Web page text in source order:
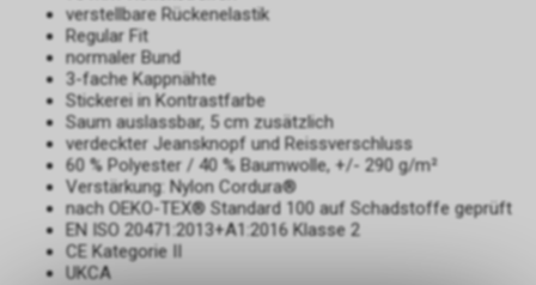
verstellbare Rückenelastik
Regular Fit
normaler Bund
3-fache Kappnähte
Stickerei in Kontrastfarbe
Saum auslassbar, 5 cm zusätzlich
verdeckter Jeansknopf und Reissverschluss
60 % Polyester / 40 % Baumwolle, +/- 290 g/m²
Verstärkung: Nylon Cordura®
nach OEKO-TEX® Standard 100 auf Schadstoffe geprüft
EN ISO 20471:2013+A1:2016 Klasse 2
CE Kategorie II
UKCA